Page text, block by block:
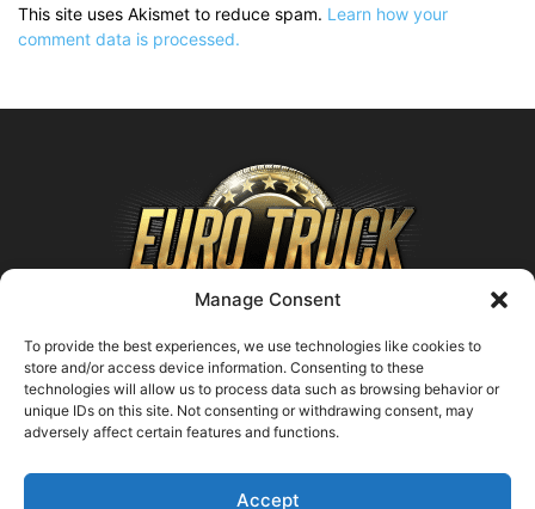
Manage Consent
To provide the best experiences, we use technologies like cookies to
store and/or access device information. Consenting to these
technologies will allow us to process data such as browsing behavior or
unique IDs on this site. Not consenting or withdrawing consent, may
adversely affect certain features and functions.
Accept
This site uses Akismet to reduce spam. Learn how your
comment data is processed.
ABOUT US
Contact us:support@farmingsimulator25.com